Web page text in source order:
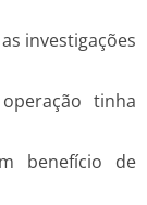
investigações
tinha
benefício de